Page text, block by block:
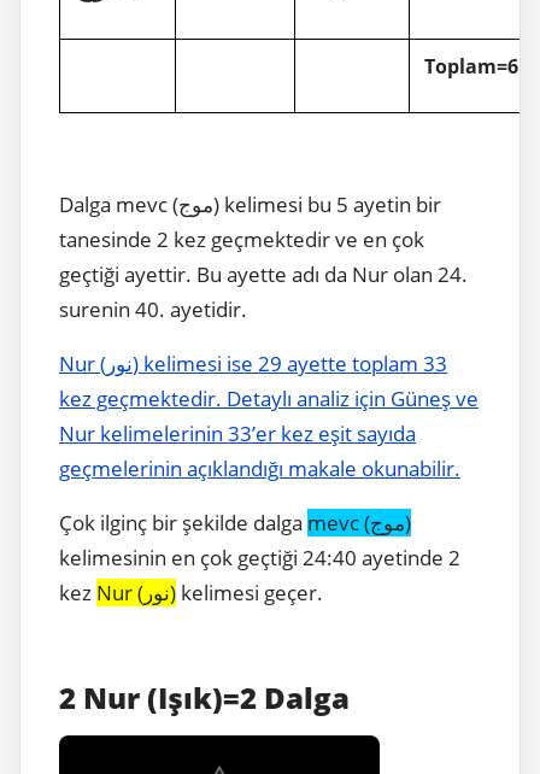
Toplam=6
Dalga mevc (موج) kelimesi bu 5 ayetin bir
tanesinde 2 kez geçmektedir ve en çok
geçtiği ayettir. Bu ayette adı da Nur olan 24.
surenin 40. ayetidir.
Nur (نور) kelimesi ise 29 ayette toplam 33
kez geçmektedir. Detaylı analiz için Güneş ve
Nur kelimelerinin 33’er kez eşit sayıda
geçmelerinin açıklandığı makale okunabilir.
Çok ilginç bir şekilde dalga
mevc (موج)
kelimesinin en çok geçtiği 24:40 ayetinde 2
kez
Nur (نور) kelimesi geçer.
2 Nur (Işık)=2 Dalga